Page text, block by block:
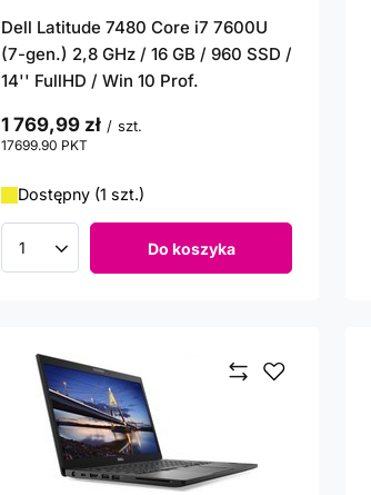
Dell Latitude 7480 Core i7 7600U
(7-gen.) 2,8 GHz / 16 GB / 960 SSD /
14'' FullHD / Win 10 Prof.
1 769,99 zł / szt.
17699.90 PKT
Dostępny (1 szt.)
Ilość produktów Do koszyka